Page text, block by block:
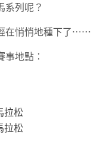
系列呢？
在悄悄地種下了⋯⋯
事地點：
拉松
拉松